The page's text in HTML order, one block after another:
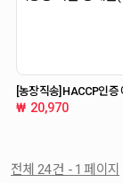
[농장직송] HACCP인증
특란 생계란(XL), 60구, 1
20,970
전체 24 건 - 1 페이지